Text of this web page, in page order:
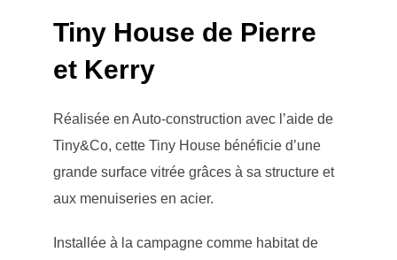
Tiny House de Pierre
et Kerry
Réalisée en Auto-construction avec l’aide de
Tiny&Co, cette Tiny House bénéficie d’une
grande surface vitrée grâces à sa structure et
aux menuiseries en acier.
Installée à la campagne comme habitat de